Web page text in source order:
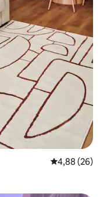
4,88 av 5 i
4,88 (26)